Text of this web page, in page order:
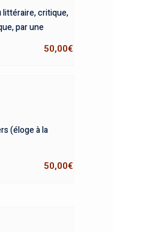
littéraire, critique,
par une
50,00€
(éloge à la
50,00€